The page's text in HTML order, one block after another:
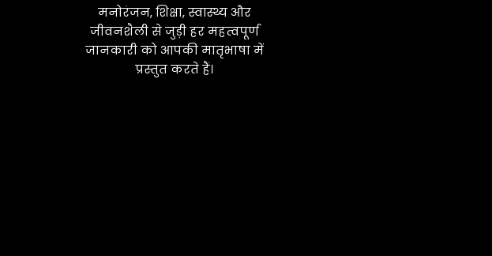
मनोरंजन, शिक्षा, स्वास्थ्य और
जीवनशैली से जुड़ी हर महत्वपूर्ण
जानकारी को आपकी मातृभाषा में
प्रस्तुत करते हैं।